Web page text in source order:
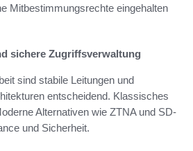
Mitbestimmungsrechte eingehalten
sichere Zugriffsverwaltung
sind stabile Leitungen und
entscheidend. Klassisches
Alternativen wie ZTNA und SD-
und Sicherheit.